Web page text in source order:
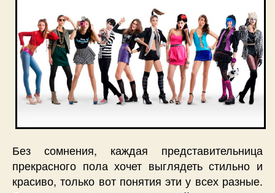
Без сомнения, каждая представительница
прекрасного пола хочет выглядеть стильно и
красиво, только вот понятия эти у всех разные.